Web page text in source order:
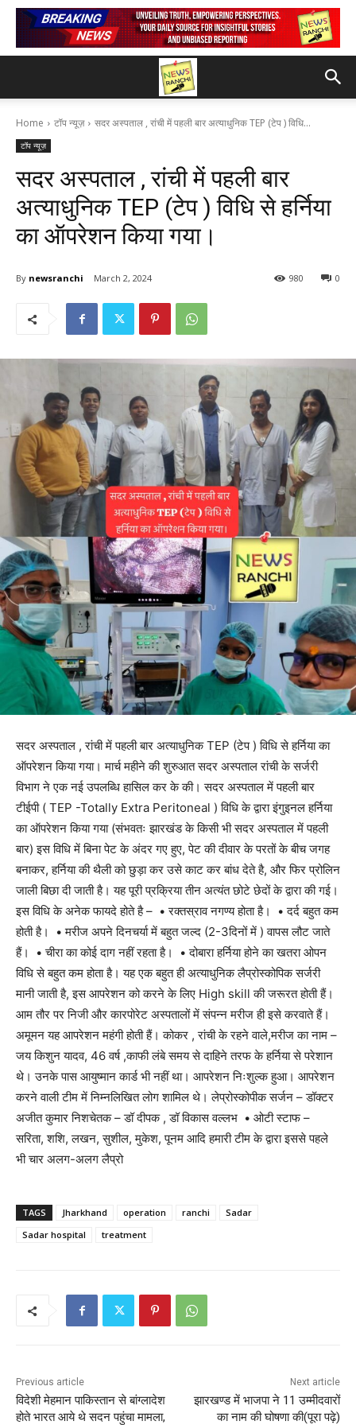
Home टॉप न्यूज़ सदर अस्पताल , रांची में पहली बार अत्याधुनिक TEP (टेप ) विधि...
टॉप न्यूज़
सदर अस्पताल , रांची में पहली बार
अत्याधुनिक TEP (टेप ) विधि से हर्निया
का ऑपरेशन किया गया।
By newsranchi March 2, 2024 0
980
सदर अस्पताल , रांची में पहली बार अत्याधुनिक TEP (टेप ) विधि से हर्निया का
ऑपरेशन किया गया। मार्च महीने की शुरुआत सदर अस्पताल रांची के सर्जरी
विभाग ने एक नई उपलब्धि हासिल कर के की। सदर अस्पताल में पहली बार
टीईपी ( TEP -Totally Extra Peritoneal ) विधि के द्वारा इंगुइनल हर्निया
का ऑपरेशन किया गया (संभवतः झारखंड के किसी भी सदर अस्पताल में पहली
बार) इस विधि में बिना पेट के अंदर ग‌ए हुए, पेट की दीवार के परतों के बीच जगह
बनाकर, हर्निया की थैली को छुड़ा कर उसे काट कर बांध देते है, और फिर ‌‌प्रोलिन
जाली बिछा दी जाती है। यह पूरी प्रक्रिया तीन अत्यंत छोटे छेदों के‌ द्वारा की गई।
इस विधि के अनेक फायदे होते है – • रक्तस्राव नगण्य होता है। • दर्द बहुत कम
होती है। • मरीज अपने दिनचर्या में बहुत जल्द (2-3दिनों में ) वापस लौट जाते
हैं। • चीरा का कोई दाग नहीं रहता है। • दोबारा हर्निया होने का खतरा ओपन‌
विधि से बहुत कम होता है। यह एक बहुत ही अत्याधुनिक लैप्रोस्कोपिक सर्जरी
मानी जाती है, इस आपरेशन को करने के लिए High skill की जरूरत होती हैं।
आम तौर पर निजी और कारपोरेट अस्पतालों में संपन्न मरीज ही इसे करवाते हैं।
अमूमन यह आपरेशन महंगी होती हैं। कोकर , रांची के रहने वाले,मरीज का नाम –
जय किशुन यादव, 46 वर्ष ,काफी लंबे समय से दाहिने तरफ के हर्निया से परेशान
थे। उनके पास आयुष्मान कार्ड भी नहीं था। आपरेशन निःशुल्क हुआ। आपरेशन
करने वाली टीम में निम्नलिखित लोग शामिल थे। लेप्रोस्कोपीक सर्जन – डॉक्टर
अजीत कुमार निशचेतक – डॉ दीपक , डॉ विकास वल्लभ • ओटी स्टाफ –
सरिता, शशि, लखन, सुशील, मुकेश, पूनम आदि हमारी टीम के द्वारा इससे पहले
भी चार अलग-अलग लैप्रो
TAGS Jharkhand operation ranchi
Sadar
Sadar hospital
treatment
Previous article
विदेशी मेहमान पाकिस्तान से बांग्लादेश
होते भारत आये थे सदन पहुंचा मामला,
Next article
झारखण्ड में भाजपा ने 11 उम्मीदवारों
का नाम की घोषणा की(पूरा पढ़े)